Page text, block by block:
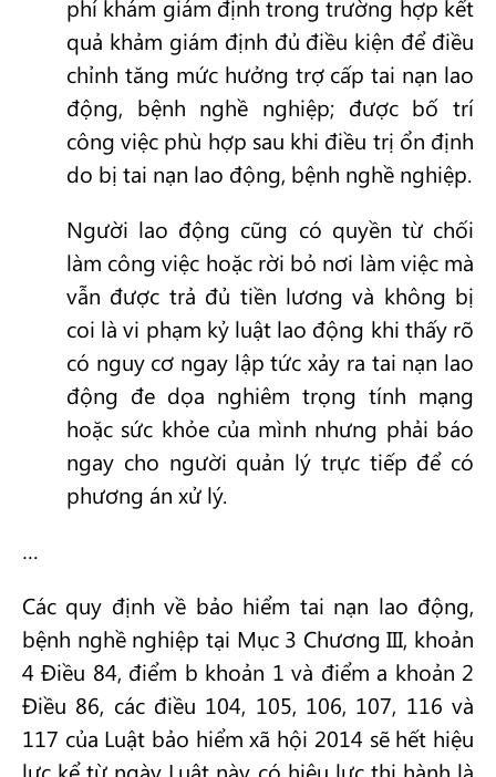
phí khám giám định trong trường hợp kết
quả khảm giám định đủ điều kiện để điều
chỉnh tăng mức hưởng trợ cấp tai nạn lao
động, bệnh nghề nghiệp; được bố trí
công việc phù hợp sau khi điều trị ổn định
do bị tai nạn lao động, bệnh nghề nghiệp.
Người lao động cũng có quyền từ chối
làm công việc hoặc rời bỏ nơi làm việc mà
vẫn được trả đủ tiền lương và không bị
coi là vi phạm kỷ luật lao động khi thấy rõ
có nguy cơ ngay lập tức xảy ra tai nạn lao
động đe dọa nghiêm trọng tính mạng
hoặc sức khỏe của mình nhưng phải báo
ngay cho người quản lý trực tiếp để có
phương án xử lý.
…
Các quy định về bảo hiểm tai nạn lao động,
bệnh nghề nghiệp tại Mục 3 Chương III, khoản
4 Điều 84, điểm b khoản 1 và điểm a khoản 2
Điều 86, các điều 104, 105, 106, 107, 116 và
117 của Luật bảo hiểm xã hội 2014 sẽ hết hiệu
lực kể từ ngày Luật này có hiệu lực thi hành là